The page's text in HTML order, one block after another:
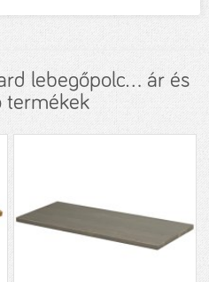
lebegőpolc... ár és
termékek